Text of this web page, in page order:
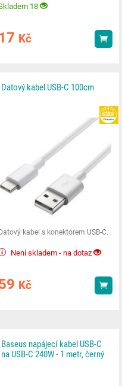
18
17 Kč
Datový kabel USB-C 100cm
kabel s konektorem USB-C.
Není skladem - na dotaz
Kč
Baseus napájecí kabel USB-C
na USB-C 240W - 1 metr, černý